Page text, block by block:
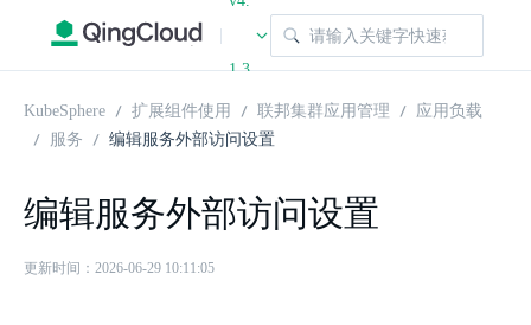
|
1.3
KubeSphere 扩展组件使用 联邦集群应用管理
应用负载
服务
编辑服务外部访问设置
编辑服务外部访问设置
更新时间：2026-06-29 10:11:05